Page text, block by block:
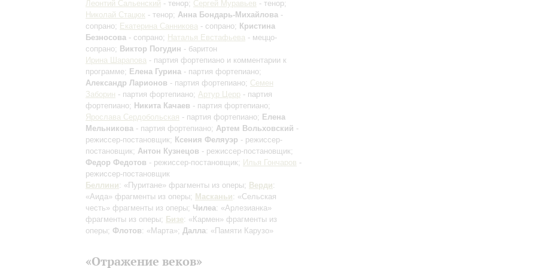
Леонтий Сальенский - тенор; Сергей Муравьев - тенор;
Николай Стацюк - тенор; Анна Бондарь-Михайлова -
сопрано; Екатерина Санникова - сопрано; Кристина
Безносова - сопрано; Наталья Евстафьева - меццо-
сопрано; Виктор Погудин - баритон
Ирина Шарапова - партия фортепиано и комментарии к
программе; Елена Гурина - партия фортепиано;
Александр Ларионов - партия фортепиано; Семен
Заборин - партия фортепиано; Артур Церр - партия
фортепиано; Никита Качаев - партия фортепиано;
Ярослава Сердобольская - партия фортепиано; Елена
Мельникова - партия фортепиано; Артем Вольховский -
режиссер-постановщик; Ксения Феляуэр - режиссер-
постановщик; Антон Кузнецов - режиссер-постановщик;
Федор Федотов - режиссер-постановщик; Илья Гончаров -
режиссер-постановщик
Беллини: «Пуритане» фрагменты из оперы; Верди:
«Аида» фрагменты из оперы; Масканьи: «Сельская
честь» фрагменты из оперы; Чилеа: «Арлезианка»
фрагменты из оперы; Бизе: «Кармен» фрагменты из
оперы; Флотов: «Марта»; Далла: «Памяти Карузо»
«Отражение веков»